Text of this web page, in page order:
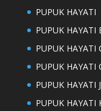
PUPUK HAYATI
PUPUK HAYATI
PUPUK HAYATI
PUPUK HAYATI
PUPUK HAYATI
PUPUK HAYATI